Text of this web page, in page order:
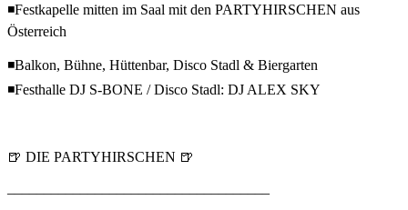
◾Festkapelle mitten im Saal mit den PARTYHIRSCHEN aus
Österreich
◾Balkon, Bühne, Hüttenbar, Disco Stadl & Biergarten
◾Festhalle DJ S-BONE / Disco Stadl: DJ ALEX SKY
🍺 DIE PARTYHIRSCHEN 🍺